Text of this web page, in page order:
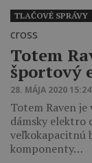
Totem
športový
28. MÁJA 2020 15:24
Totem Raven
dámsky elektro
veľkokapacitnú
komponenty…
TLAČOVÉ SPRÁVY